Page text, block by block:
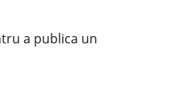
a publica un